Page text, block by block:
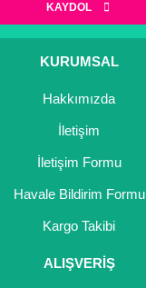
KAYDOL
KURUMSAL
Hakkımızda
İletişim
İletişim Formu
Havale Bildirim Formu
Kargo Takibi
ALIŞVERİŞ